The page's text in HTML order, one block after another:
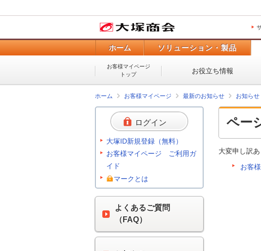
ホーム ソリューション・製品
お客様マイページ
トップ
お役立ち情報
ホーム お客様マイページ 最新のお知らせ お知らせ
ペー
大変申し訳
お客
ログイン
大塚ID新規登録（無料）
お客様マイページ ご利用ガ
イド
マークとは
よくあるご質問
（FAQ）